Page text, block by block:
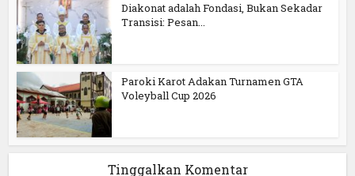
Diakonat adalah Fondasi, Bukan Sekadar
Transisi: Pesan...
Paroki Karot Adakan Turnamen GTA
Voleyball Cup 2026
Tinggalkan Komentar